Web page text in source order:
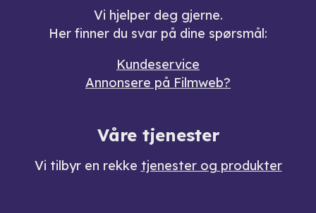
Vi hjelper deg gjerne.
Her finner du svar på dine spørsmål:
Kundeservice
Annonsere på Filmweb?
Våre tjenester
Vi tilbyr en rekke tjenester og produkter